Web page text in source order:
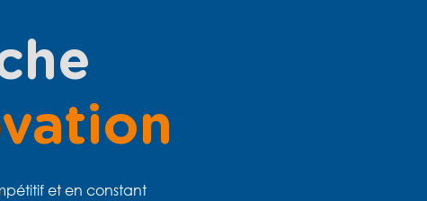
et en constant